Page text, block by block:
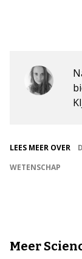
LEES MEER OVER
WETENSCHAP
Meer